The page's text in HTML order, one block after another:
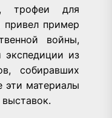
трофеи для
пример
войны,
экспедиции из
собиравших
эти материалы